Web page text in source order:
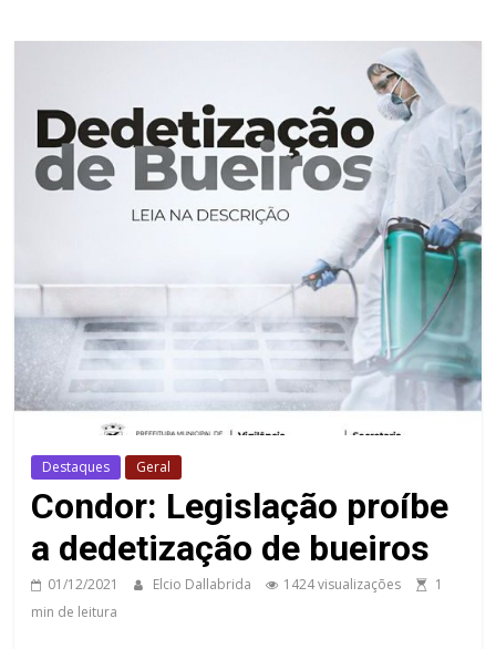
Destaques Geral
Condor: Legislação proíbe
a dedetização de bueiros
01/12/2021 Elcio Dallabrida 1424 visualizações
1
min de leitura